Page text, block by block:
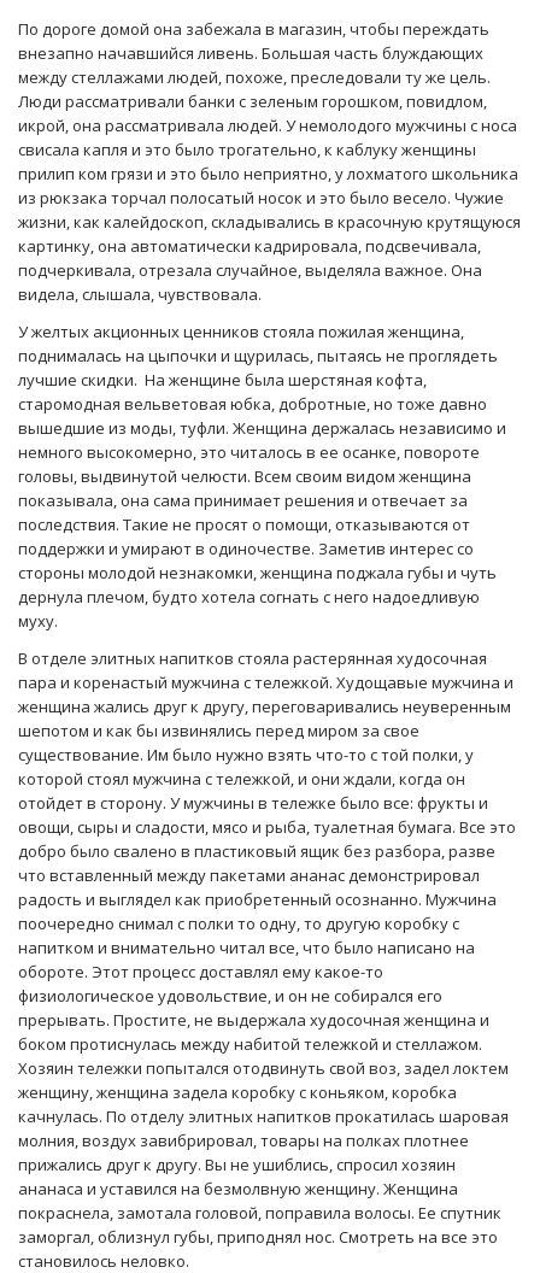
По дороге домой она забежала в магазин, чтобы переждать
внезапно начавшийся ливень. Большая часть блуждающих
между стеллажами людей, похоже, преследовали ту же цель.
Люди рассматривали банки с зеленым горошком, повидлом,
икрой, она рассматривала людей. У немолодого мужчины с носа
свисала капля и это было трогательно, к каблуку женщины
прилип ком грязи и это было неприятно, у лохматого школьника
из рюкзака торчал полосатый носок и это было весело. Чужие
жизни, как калейдоскоп, складывались в красочную крутящуюся
картинку, она автоматически кадрировала, подсвечивала,
подчеркивала, отрезала случайное, выделяла важное. Она
видела, слышала, чувствовала.
У желтых акционных ценников стояла пожилая женщина,
поднималась на цыпочки и щурилась, пытаясь не проглядеть
лучшие скидки. На женщине была шерстяная кофта,
старомодная вельветовая юбка, добротные, но тоже давно
вышедшие из моды, туфли. Женщина держалась независимо и
немного высокомерно, это читалось в ее осанке, повороте
головы, выдвинутой челюсти. Всем своим видом женщина
показывала, она сама принимает решения и отвечает за
последствия. Такие не просят о помощи, отказываются от
поддержки и умирают в одиночестве. Заметив интерес со
стороны молодой незнакомки, женщина поджала губы и чуть
дернула плечом, будто хотела согнать с него надоедливую
муху.
В отделе элитных напитков стояла растерянная худосочная
пара и коренастый мужчина с тележкой. Худощавые мужчина и
женщина жались друг к другу, переговаривались неуверенным
шепотом и как бы извинялись перед миром за свое
существование. Им было нужно взять что-то с той полки, у
которой стоял мужчина с тележкой, и они ждали, когда он
отойдет в сторону. У мужчины в тележке было все: фрукты и
овощи, сыры и сладости, мясо и рыба, туалетная бумага. Все это
добро было свалено в пластиковый ящик без разбора, разве
что вставленный между пакетами ананас демонстрировал
радость и выглядел как приобретенный осознанно. Мужчина
поочередно снимал с полки то одну, то другую коробку с
напитком и внимательно читал все, что было написано на
обороте. Этот процесс доставлял ему какое-то
физиологическое удовольствие, и он не собирался его
прерывать. Простите, не выдержала худосочная женщина и
боком протиснулась между набитой тележкой и стеллажом.
Хозяин тележки попытался отодвинуть свой воз, задел локтем
женщину, женщина задела коробку с коньяком, коробка
качнулась. По отделу элитных напитков прокатилась шаровая
молния, воздух завибрировал, товары на полках плотнее
прижались друг к другу. Вы не ушиблись, спросил хозяин
ананаса и уставился на безмолвную женщину. Женщина
покраснела, замотала головой, поправила волосы. Ее спутник
заморгал, облизнул губы, приподнял нос. Смотреть на все это
становилось неловко.